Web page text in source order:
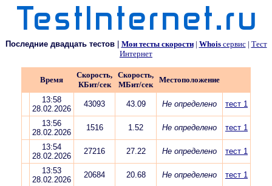
Последние двадцать тестов| Мои тесты скорости| Whoisсервис| Тест
Интернет
Время
Скорость,
КБит/сек
Скорость,
МБит/сек
Местоположение
13:58
28.02.2026
43093 43.09 Не определено тест 1
13:56
28.02.2026
1516 1.52 Не определено тест 1
13:54
28.02.2026
27216 27.22 Не определено тест 1
13:53
28.02.2026
20684 20.68 Не определено тест 1